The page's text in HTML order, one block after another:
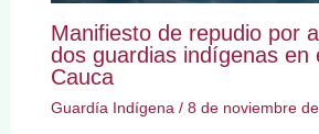
Manifiesto de repudio por
dos guardias indígenas en
Cauca
Guardía Indígena / 8 de noviembre